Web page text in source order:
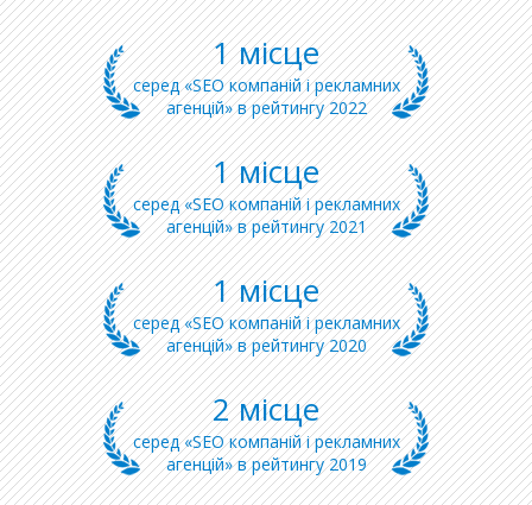
1 місце
серед «SEO компаній і рекламних
агенцій» в рейтингу 2022
1 місце
серед «SEO компаній і рекламних
агенцій» в рейтингу 2021
1 місце
серед «SEO компаній і рекламних
агенцій» в рейтингу 2020
2 місце
серед «SEO компаній і рекламних
агенцій» в рейтингу 2019